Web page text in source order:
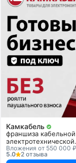
Камкабель
франшиза
электротехнической
продукции
Вложения от 550 000 ₽
5.0
2 отзыва